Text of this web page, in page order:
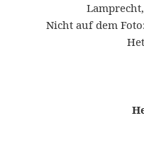
Nicht auf dem